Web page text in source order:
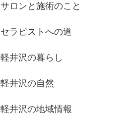
サロンと施術のこと
セラピストへの道
軽井沢の暮らし
軽井沢の自然
軽井沢の地域情報